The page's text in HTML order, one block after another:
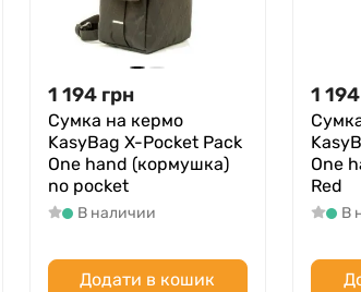
1 194 грн
Сумка на кермо
KasyBag X-Pocket Pack
One hand (кормушка)
no pocket
В наличии
Додати в кошик
1 194
One
Red
В